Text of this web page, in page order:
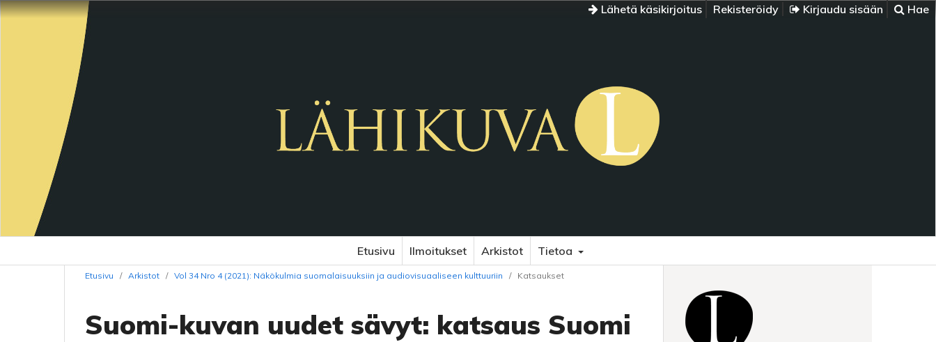
Lähetä käsikirjoitus Rekisteröidy Kirjaudu sisään Hae
Etusivu Ilmoitukset Arkistot Tietoa
Etusivu / Arkistot / Vol 34 Nro 4 (2021): Näkökulmia suomalaisuuksiin ja audiovisuaaliseen kulttuuriin / Katsaukset
Suomi-kuvan uudet sävyt: katsaus Suomi